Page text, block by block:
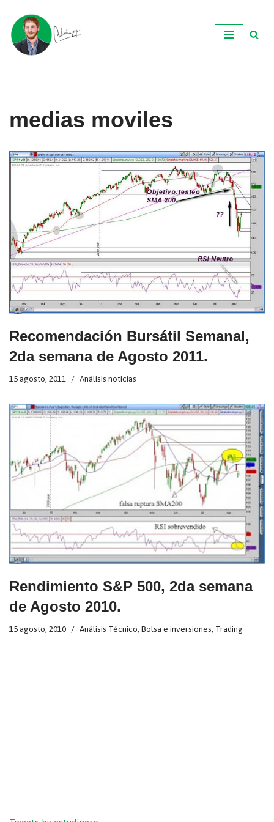
Ir
al
medias moviles
Recomendación Bursátil Semanal,
2da semana de Agosto 2011.
15 agosto, 2011 Análisis noticias
Rendimiento S&P 500, 2da semana
de Agosto 2010.
15 agosto, 2010 Análisis Técnico Bolsa e inversiones Trading